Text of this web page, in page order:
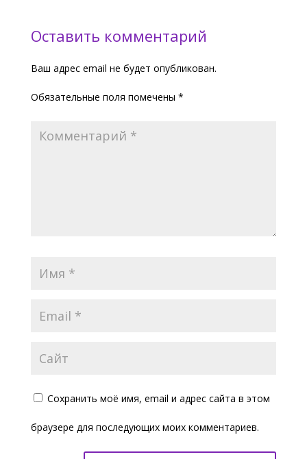
Оставить комментарий
Ваш адрес email не будет опубликован.
Обязательные поля помечены *
Сохранить моё имя, email и адрес сайта в этом
браузере для последующих моих комментариев.